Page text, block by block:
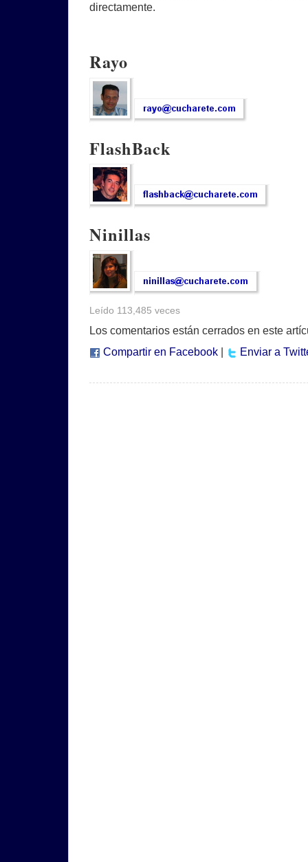
directamente.
Rayo
FlashBack
Ninillas
Leído 113,485 veces
Los comentarios están cerrados en este
Compartir en Facebook
Enviar a